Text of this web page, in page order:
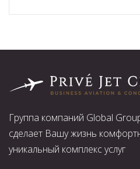
Группа компаний Global
сделает Вашу жизнь
уникальный комплекс услуг